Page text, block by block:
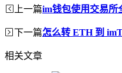
上一篇im钱包使用交易所
下一篇怎么转 ETH 到
相关文章